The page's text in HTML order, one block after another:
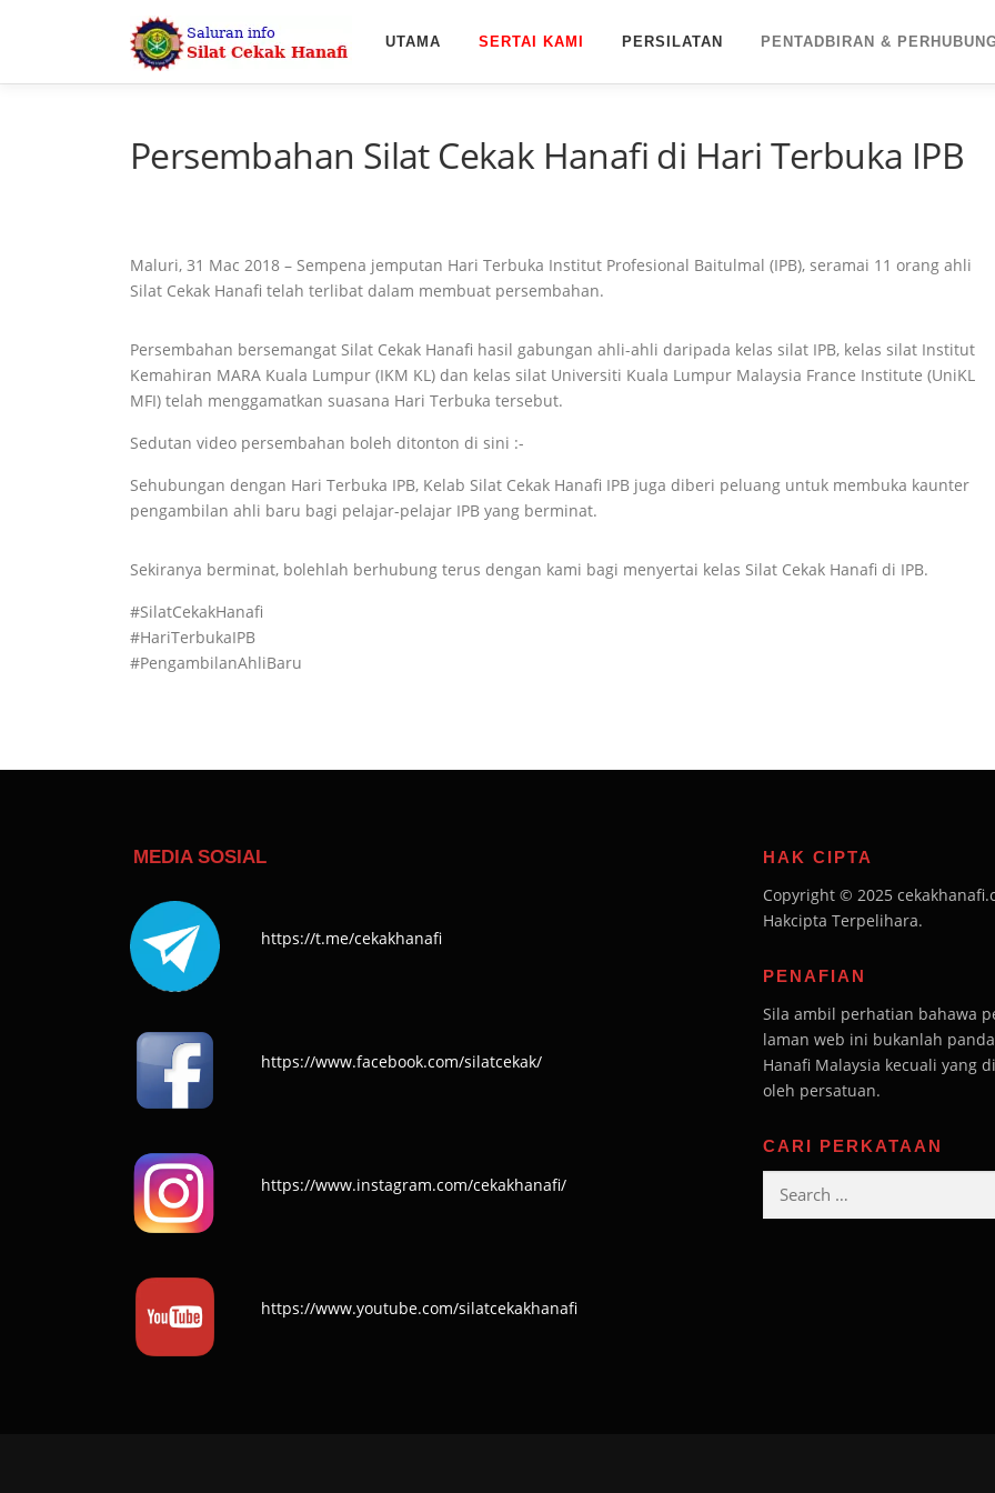
UTAMA SERTAI KAMI PERSILATAN PENTADBIRAN &
Persembahan Silat Cekak Hanafi di Hari Terbuka IPB
Maluri, 31 Mac 2018 – Sempena jemputan Hari Terbuka Institut Profesional Baitulmal (IPB), seramai 11 orang ahli
Silat Cekak Hanafi telah terlibat dalam membuat persembahan.
Persembahan bersemangat Silat Cekak Hanafi hasil gabungan ahli-ahli daripada kelas silat IPB, kelas silat Institut
Kemahiran MARA Kuala Lumpur (IKM KL) dan kelas silat Universiti Kuala Lumpur Malaysia France Institute (UniKL
MFI) telah menggamatkan suasana Hari Terbuka tersebut.
Sedutan video persembahan boleh ditonton di sini :-
Sehubungan dengan Hari Terbuka IPB, Kelab Silat Cekak Hanafi IPB juga diberi peluang untuk membuka kaunter
pengambilan ahli baru bagi pelajar-pelajar IPB yang berminat.
Sekiranya berminat, bolehlah berhubung terus dengan kami bagi menyertai kelas Silat Cekak Hanafi di IPB.
#SilatCekakHanafi
#HariTerbukaIPB
#PengambilanAhliBaru
MEDIA SOSIAL
https://t.me/cekakhanafi
https://www.facebook.com/silatcekak/
https://www.instagram.com/cekakhanafi/
https://www.youtube.com/silatcekakhanafi
HAK CIPTA
Copyright © 2025
Hakcipta Terpelihara.
PENAFIAN
Sila ambil perhatian bahawa
laman web ini bukanlah
Hanafi Malaysia kecuali yang
oleh persatuan.
CARI PERKATAAN
for: